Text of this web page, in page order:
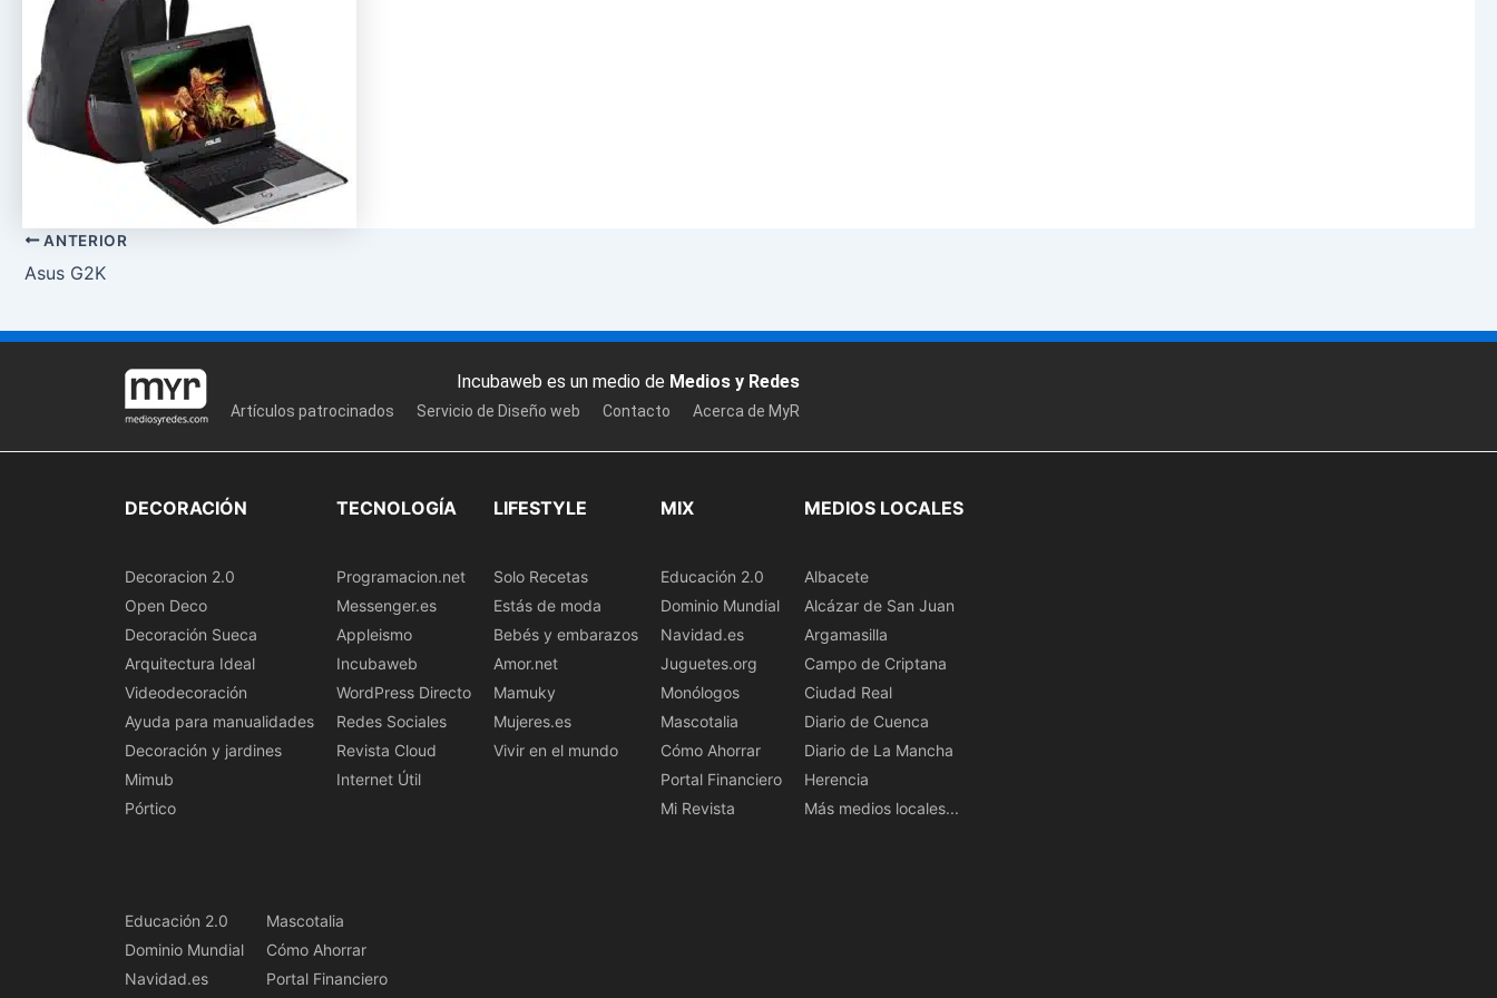
ANTERIOR
Asus G2K
Incubaweb es un medio de Medios y Redes
Artículos patrocinados Servicio de Diseño web Contacto Acerca de MyR
DECORACIÓN
Decoracion 2.0
Open Deco
Decoración Sueca
Arquitectura Ideal
Videodecoración
Ayuda para manualidades
Decoración y jardines
Mimub
Pórtico
TECNOLOGÍA
Programacion.net
Messenger.es
Appleismo
Incubaweb
WordPress Directo
Redes Sociales
Revista Cloud
Internet Útil
LIFESTYLE
Solo Recetas
Estás de moda
Bebés y embarazos
Amor.net
Mamuky
Mujeres.es
Vivir en el mundo
MIX
Educación 2.0
Dominio Mundial
Navidad.es
Juguetes.org
Monólogos
Mascotalia
Cómo Ahorrar
Portal Financiero
Mi Revista
MEDIOS LOCALES
Albacete
Alcázar de San Juan
Argamasilla
Campo de Criptana
Ciudad Real
Diario de Cuenca
Diario de La Mancha
Herencia
Más medios locales...
Educación 2.0
Dominio Mundial
Navidad.es
Mascotalia
Cómo Ahorrar
Portal Financiero